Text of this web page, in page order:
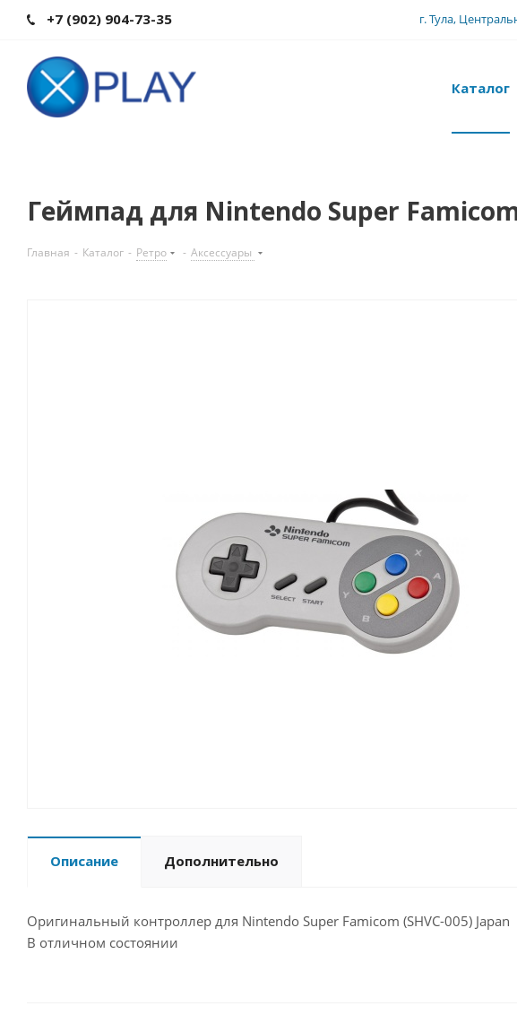
+7 (902) 904-73-35 г. Тула,
Каталог
Геймпад для Nintendo Super Famicom
Главная - Каталог - Ретро - Аксессуары
Описание Дополнительно
Оригинальный контроллер для Nintendo Super Famicom (SHVC-005) Japan
В отличном состоянии